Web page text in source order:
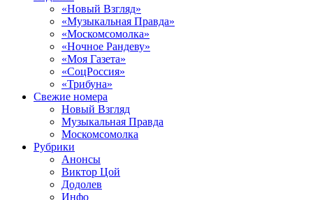
«Новый Взгляд»
«Музыкальная Правда»
«Москомсомолка»
«Ночное Рандеву»
«Моя Газета»
«СоцРоссия»
«Трибуна»
Свежие номера
Новый Взгляд
Музыкальная Правда
Москомсомолка
Рубрики
Анонсы
Виктор Цой
Додолев
Инфо